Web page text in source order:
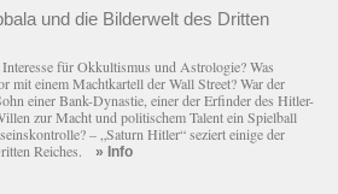
und die Bilderwelt des Dritten
für Okkultismus und Astrologie? Was
mit einem Macht­kartell der Wall Street? War der
einer Bank-Dynastie, einer der Erfinder des Hitler-
zur Macht und politischem Talent ein Spielball
– „Saturn Hitler“ seziert einige der
Reiches. » Info